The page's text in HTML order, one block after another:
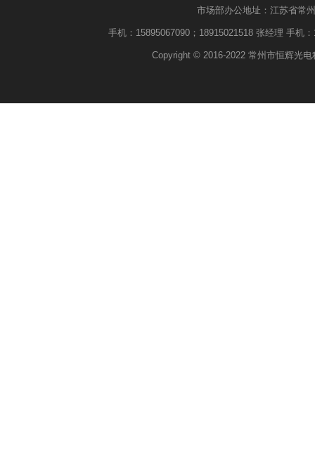
市场部办公地址：江苏省常
手机：15895067090；18915021518 张经理 手机
Copyright © 2016-2022 常州市恒辉光